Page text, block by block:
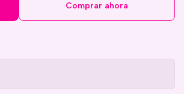
Comprar ahora